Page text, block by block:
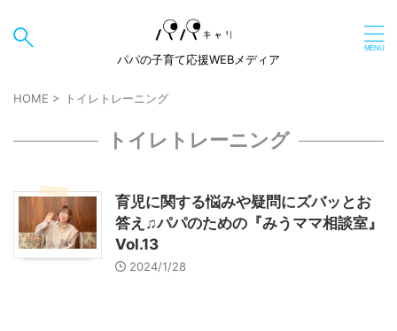
パパの子育て応援WEBメディア
HOME > トイレトレーニング
トイレトレーニング
育児に関する悩みや疑問にズバッとお
答え♫パパのための『みうママ相談室』
Vol.13
2024/1/28